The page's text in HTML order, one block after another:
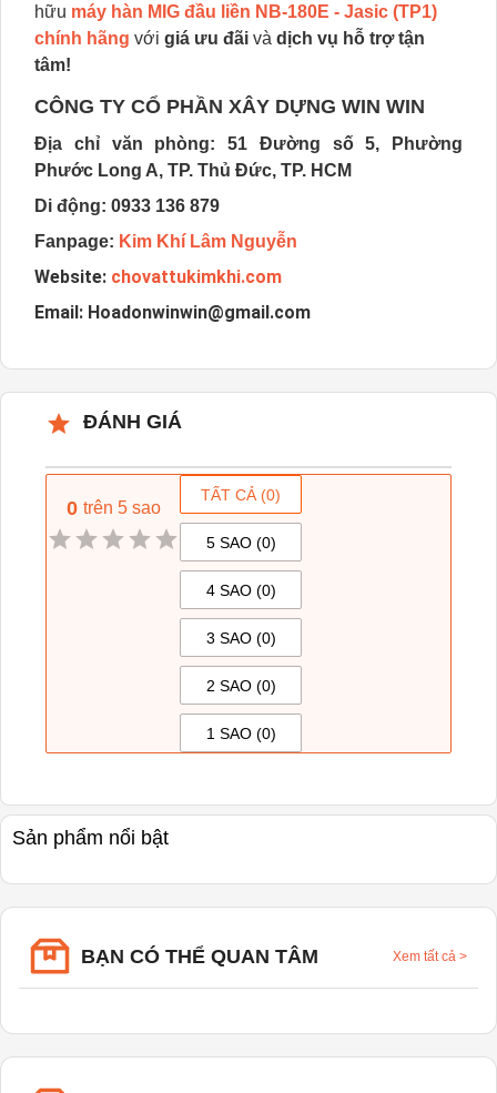
hữu máy hàn MIG đầu liền NB-180E - Jasic (TP1)
chính hãng với giá ưu đãi và dịch vụ hỗ trợ tận
tâm!
CÔNG TY CỔ PHẦN XÂY DỰNG WIN WIN
Địa chỉ văn phòng: 51 Đường số 5, Phường
Phước Long A, TP. Thủ Đức, TP. HCM
Di động: 0933 136 879
Fanpage: Kim Khí Lâm Nguyễn
Website: chovattukimkhi.com
Email: Hoadonwinwin@gmail.com
ĐÁNH GIÁ
0 trên 5 sao
TẤT CẢ (0)
5 SAO (0)
4 SAO (0)
3 SAO (0)
2 SAO (0)
1 SAO (0)
Sản phẩm nổi bật
BẠN CÓ THỂ QUAN TÂM Xem tất cả >